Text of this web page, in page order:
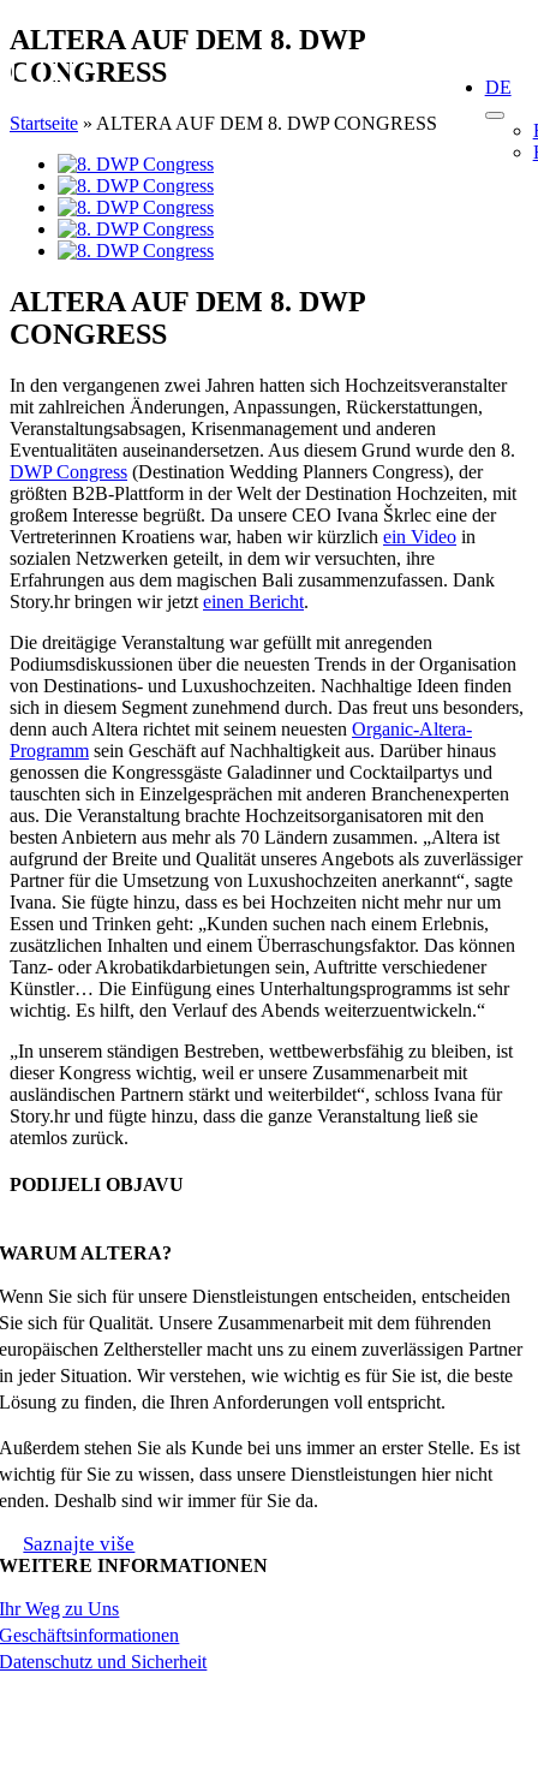
Skip
to
content
DE
ALTERA AUF DEM 8. DWP
CONGRESS
Startseite » ALTERA AUF DEM 8. DWP CONGRESS
View
Larger
Image
ALTERA AUF DEM 8. DWP
CONGRESS
In den vergangenen zwei Jahren hatten sich Hochzeitsveranstalter
mit zahlreichen Änderungen, Anpassungen, Rückerstattungen,
Veranstaltungsabsagen, Krisenmanagement und anderen
Eventualitäten auseinandersetzen. Aus diesem Grund wurde den 8.
DWP Congress (Destination Wedding Planners Congress), der
größten B2B-Plattform in der Welt der Destination Hochzeiten, mit
großem Interesse begrüßt. Da unsere CEO Ivana Škrlec eine der
Vertreterinnen Kroatiens war, haben wir kürzlich ein Video in
sozialen Netzwerken geteilt, in dem wir versuchten, ihre
Erfahrungen aus dem magischen Bali zusammenzufassen. Dank
Story.hr bringen wir jetzt einen Bericht.
Die dreitägige Veranstaltung war gefüllt mit anregenden
Podiumsdiskussionen über die neuesten Trends in der Organisation
von Destinations- und Luxushochzeiten. Nachhaltige Ideen finden
sich in diesem Segment zunehmend durch. Das freut uns besonders,
denn auch Altera richtet mit seinem neuesten Organic-Altera-
Programm sein Geschäft auf Nachhaltigkeit aus. Darüber hinaus
genossen die Kongressgäste Galadinner und Cocktailpartys und
tauschten sich in Einzelgesprächen mit anderen Branchenexperten
aus. Die Veranstaltung brachte Hochzeitsorganisatoren mit den
besten Anbietern aus mehr als 70 Ländern zusammen. „Altera ist
aufgrund der Breite und Qualität unseres Angebots als zuverlässiger
Partner für die Umsetzung von Luxushochzeiten anerkannt“, sagte
Ivana. Sie fügte hinzu, dass es bei Hochzeiten nicht mehr nur um
Essen und Trinken geht: „Kunden suchen nach einem Erlebnis,
zusätzlichen Inhalten und einem Überraschungsfaktor. Das können
Tanz- oder Akrobatikdarbietungen sein, Auftritte verschiedener
Künstler… Die Einfügung eines Unterhaltungsprogramms ist sehr
wichtig. Es hilft, den Verlauf des Abends weiterzuentwickeln.“
„In unserem ständigen Bestreben, wettbewerbsfähig zu bleiben, ist
dieser Kongress wichtig, weil er unsere Zusammenarbeit mit
ausländischen Partnern stärkt und weiterbildet“, schloss Ivana für
Story.hr und fügte hinzu, dass die ganze Veranstaltung ließ sie
atemlos zurück.
PODIJELI OBJAVU
WARUM ALTERA?
Wenn Sie sich für unsere Dienstleistungen entscheiden, entscheiden
Sie sich für Qualität. Unsere Zusammenarbeit mit dem führenden
europäischen Zelthersteller macht uns zu einem zuverlässigen Partner
in jeder Situation. Wir verstehen, wie wichtig es für Sie ist, die beste
Lösung zu finden, die Ihren Anforderungen voll entspricht.
Außerdem stehen Sie als Kunde bei uns immer an erster Stelle. Es ist
wichtig für Sie zu wissen, dass unsere Dienstleistungen hier nicht
enden. Deshalb sind wir immer für Sie da.
Saznajte više
WEITERE INFORMATIONEN
Ihr Weg zu Uns
Geschäftsinformationen
Datenschutz und Sicherheit